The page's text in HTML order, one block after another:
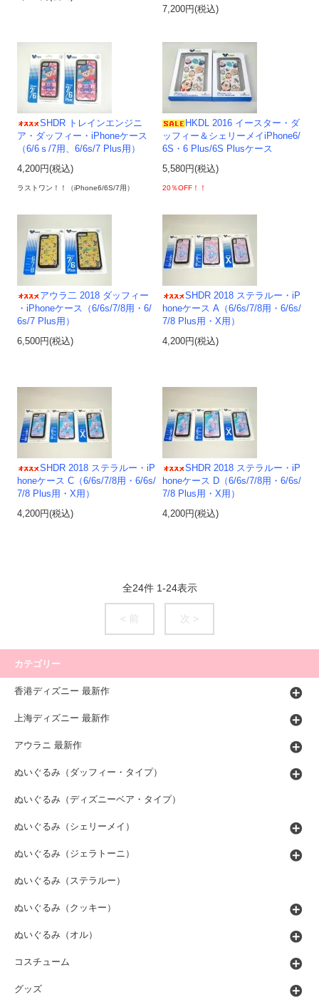
7,200円(税込)
SHDR トレインエンジニ
ア・ダッフィー・iPhoneケース
（6/6ｓ/7用、6/6s/7 Plus用）
4,200円(税込)
ラストワン！！（iPhone6/6S/7用）
HKDL 2016 イースター・ダ
ッフィー＆シェリーメイiPhone6/
6S・6 Plus/6S Plusケース
5,580円(税込)
20％OFF！！
アウラ二 2018 ダッフィー
・iPhoneケース（6/6s/7/8用・6/
6s/7 Plus用）
6,500円(税込)
SHDR 2018 ステラルー・iP
honeケース A（6/6s/7/8用・6/6s/
7/8 Plus用・X用）
4,200円(税込)
SHDR 2018 ステラルー・iP
honeケース C（6/6s/7/8用・6/6s/
7/8 Plus用・X用）
4,200円(税込)
SHDR 2018 ステラルー・iP
honeケース D（6/6s/7/8用・6/6s/
7/8 Plus用・X用）
4,200円(税込)
全24件 1-24表示
< 前 次 >
カテゴリー
香港ディズニー 最新作
上海ディズニー 最新作
アウラニ 最新作
ぬいぐるみ（ダッフィー・タイプ）
ぬいぐるみ（ディズニーベア・タイプ）
ぬいぐるみ（シェリーメイ）
ぬいぐるみ（ジェラトーニ）
ぬいぐるみ（ステラルー）
ぬいぐるみ（クッキー）
ぬいぐるみ（オル）
コスチューム
グッズ